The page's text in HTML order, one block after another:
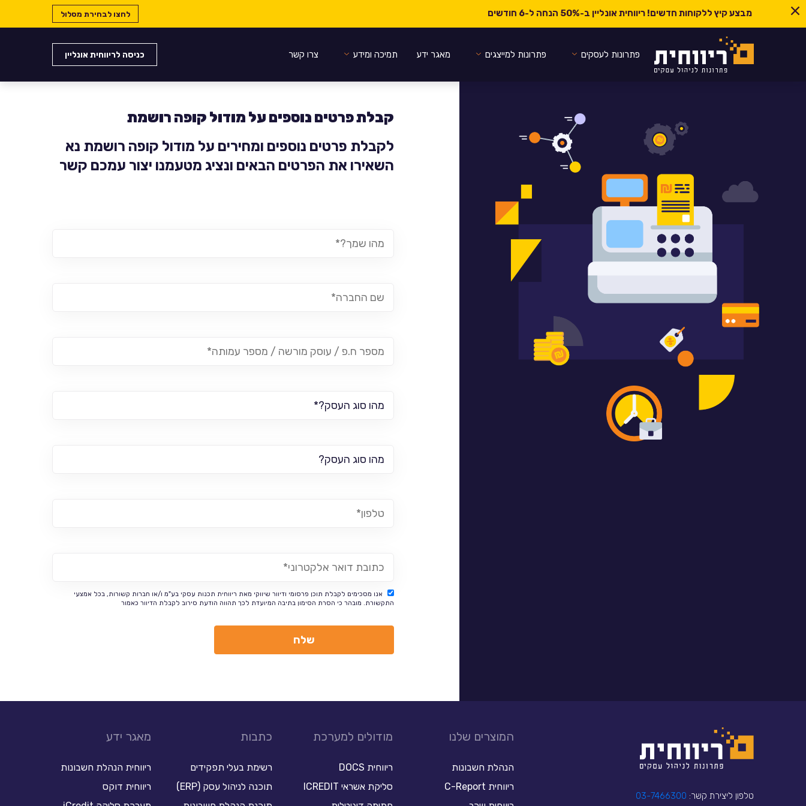
מבצע קיץ ללקוחות חדשים! ריווחית אונליין ב-50% הנחה ל-6 חודשים לחצו לבחירת מסלול
פתרונות לעסקים פתרונות למייצגים מאגר ידע תמיכה ומידע צרו קשר כניסה לריווחית אונליין
קבלת פרטים נוספים על מודול קופה רושמת
לקבלת פרטים נוספים ומחירים על מודול קופה רושמת נא
השאירו את הפרטים הבאים ונציג מטעמנו יצור עמכם קשר
אנו מסכימים לקבלת תוכן פרסומי ודיוור שיווקי מאת ריווחית תכנות עסקי בע"מ ו/או חברות קשורות, בכל אמצעי
התקשורת. מובהר כי הסרת הסימון בתיבה המיועדת לכך תהווה הודעת סירוב לקבלת הדיוור כאמור
טלפון ליצירת קשר: 03-7466300
המוצרים שלנו
הנהלת חשבונות
ריווחית C-Report
מודולים למערכת
ריווחית DOCS
סליקת אשראי ICREDIT
כתבות
רשימת בעלי תפקידים
תוכנה לניהול עסק (ERP)
מאגר ידע
ריווחית הנהלת חשבונות
ריווחית דוקס